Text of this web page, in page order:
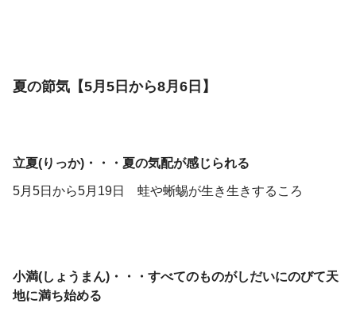
夏の節気【5月5日から8月6日】
立夏(りっか)・・・夏の気配が感じられる
5月5日から5月19日 蛙や蜥蜴が生き生きするころ
小満(しょうまん)・・・すべてのものがしだいにのびて天
地に満ち始める